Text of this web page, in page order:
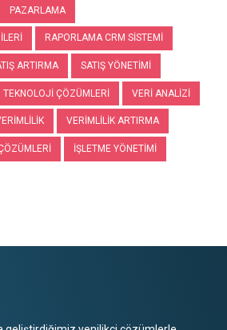
PAZARLAMA
RAPORLAMA CRM SISTEMI
ARTIRMA SATIŞ YÖNETIMI
TEKNOLOJI ÇÖZÜMLERI VERI ANALIZI
VERIMLILIK ARTIRMA
İŞLETME YÖNETIMI